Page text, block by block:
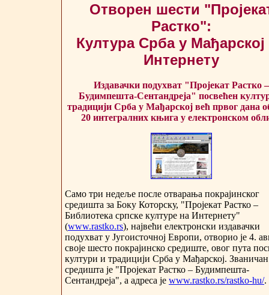
Отворен шести
Растко":
Култура Срба у Мађарској
Интернету
Издавачки подухват "Пројекат Растко –
Будимпешта-Сентандреја" посвећен
традицији Срба у Мађарској већ првог дана
20 интегралних књига у електронском
Само три недеље после отварања покрајинског
средишта за Боку Которску, "Пројекат Растко –
Библиотека српске културе на Интернету"
(www.rastko.rs), највећи електронски издавачки
подухват у Југоисточној Европи, отворио је 4.
своје шесто покрајинско средиште, овог пута
култури и традицији Срба у Мађарској.
средишта је "Пројекат Растко – Будимпешта-
Сентандреја", а адреса је www.rastko.rs/rastko-hu/.